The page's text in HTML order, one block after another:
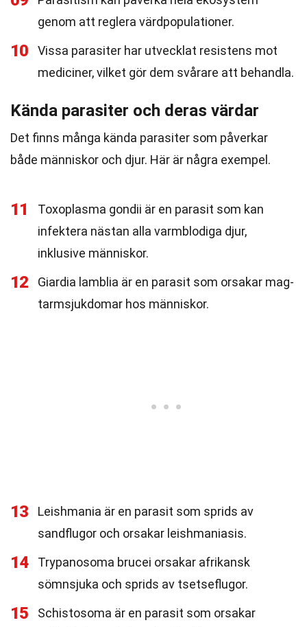
genom att reglera värdpopulationer.
10
Vissa parasiter har utvecklat resistens mot
mediciner, vilket gör dem svårare att behandla.
Kända parasiter och deras värdar
Det finns många kända parasiter som påverkar
både människor och djur. Här är några exempel.
11
Toxoplasma gondii är en parasit som kan
infektera nästan alla varmblodiga djur,
inklusive människor.
12
Giardia lamblia är en parasit som orsakar mag-
tarmsjukdomar hos människor.
13
Leishmania är en parasit som sprids av
sandflugor och orsakar leishmaniasis.
14
Trypanosoma brucei orsakar afrikansk
sömnsjuka och sprids av tsetseflugor.
15
Schistosoma är en parasit som orsakar